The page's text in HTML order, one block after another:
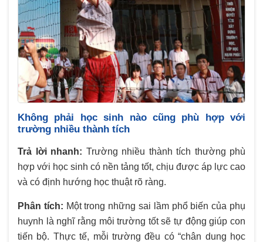
Không phải học sinh nào cũng phù hợp với
trường nhiều thành tích
Trả lời nhanh: Trường nhiều thành tích thường phù
hợp với học sinh có nền tảng tốt, chịu được áp lực cao
và có định hướng học thuật rõ ràng.
Phân tích: Một trong những sai lầm phổ biến của phụ
huynh là nghĩ rằng môi trường tốt sẽ tự động giúp con
tiến bộ. Thực tế, mỗi trường đều có “chân dung học